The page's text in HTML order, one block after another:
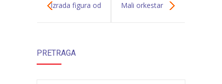
---- Plan javnih nabavki
Izrada figura od Mali orkestar
PRETRAGA